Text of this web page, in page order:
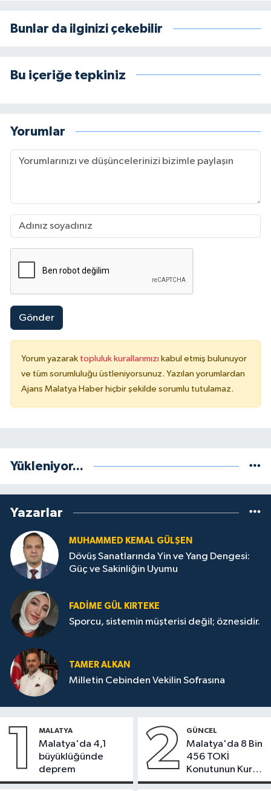
Bunlar da ilginizi çekebilir
Bu içeriğe tepkiniz
Yorumlar
Gönder
Yorum yazarak topluluk kurallarımızı kabul etmiş bulunuyor
ve tüm sorumluluğu üstleniyorsunuz. Yazılan yorumlardan
Ajans Malatya Haber hiçbir şekilde sorumlu tutulamaz.
Yükleniyor...
Yazarlar
MUHAMMED KEMAL GÜLŞEN
Dövüş Sanatlarında Yin ve Yang Dengesi:
Güç ve Sakinliğin Uyumu
FADIME GÜL KIRTEKE
Sporcu, sistemin müşterisi değil; öznesidir.
TAMER ALKAN
Milletin Cebinden Vekilin Sofrasına
1 MALATYA
Malatya'da 4,1
büyüklüğünde
deprem
2 GÜNCEL
Malatya'da 8 Bin
456 TOKİ
Konutunun Kurası
Bugün Çekiliyor